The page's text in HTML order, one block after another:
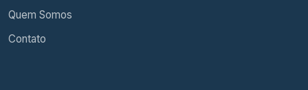
Quem Somos
Contato